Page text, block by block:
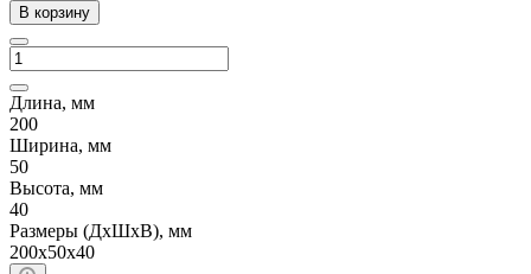
В корзину
Длина, мм
200
Ширина, мм
50
Высота, мм
40
Размеры (ДхШхВ), мм
200x50x40